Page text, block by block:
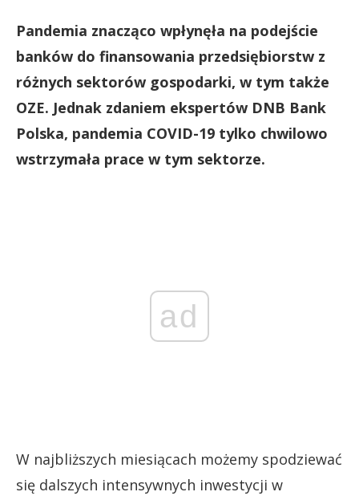
Pandemia znacząco wpłynęła na podejście
banków do finansowania przedsiębiorstw z
różnych sektorów gospodarki, w tym także
OZE. Jednak zdaniem ekspertów DNB Bank
Polska, pandemia COVID-19 tylko chwilowo
wstrzymała prace w tym sektorze.
ad
W najbliższych miesiącach możemy spodziewać
się dalszych intensywnych inwestycji w